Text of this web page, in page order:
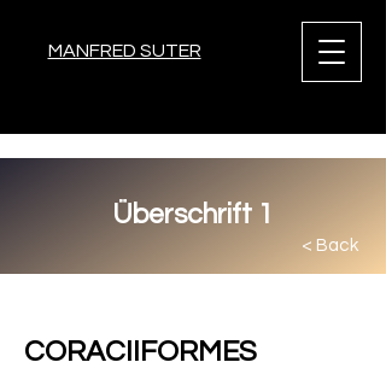
MANFRED SUTER
Überschrift 1
< Back
CORACIIFORMES